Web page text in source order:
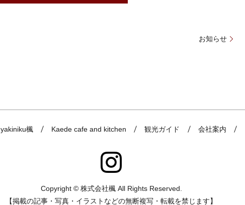
お知らせ
yakiniku楓 Kaede cafe and kitchen 観光ガイド 会社案内
Copyright © 株式会社楓 All Rights Reserved.
【掲載の記事・写真・イラストなどの無断複写・転載を禁じます】